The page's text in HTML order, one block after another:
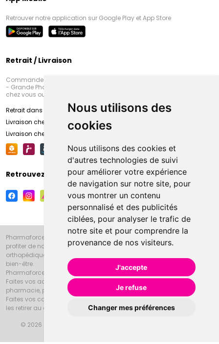
Nous utilisons des
cookies
Nous utilisons des cookies et
d'autres technologies de suivi
pour améliorer votre expérience
de navigation sur notre site, pour
vous montrer un contenu
personnalisé et des publicités
ciblées, pour analyser le trafic de
notre site et pour comprendre la
provenance de nos visiteurs.
J'accepte
Je refuse
Changer mes préférences
Retrouver notre application sur Google Play et App Store
Retrait / Livraison
Commandez en ligne et venez chercher votre commande à Amiens
- Grande Pharmacie d’Amiens (Fachon) ou recevez-là rapidement
chez vous ou en point retrait
Retrait dans la pharmacie d’Amiens
Livraison chez vous
Livraison chez votre commerçant
Retrouvez-nous sur vos réseaux sociaux
Pharmaforce.fr et la Grande Pharmacie d’Amiens vous souhaitent de
profiter de notre accueil, de nos conseils pharmaceutiques,
orthopédiques, homéopathiques, parapharmaceutiques, beauté et
bien-être.
Pharmaforce.fr est le site internet de la Grande Pharmacie d’Amiens.
Faites vos achats en ligne grâce à un choix de 20000 références en
pharmacie, parapharmacie, diététique et animaux (vétérinaire).
Faites vos courses de pharmacie et parapharmacie en ligne et venez
les retirer au drive ou vous les faire livrer à domicile.
© 2026 Grande Pharmacie d’Amiens